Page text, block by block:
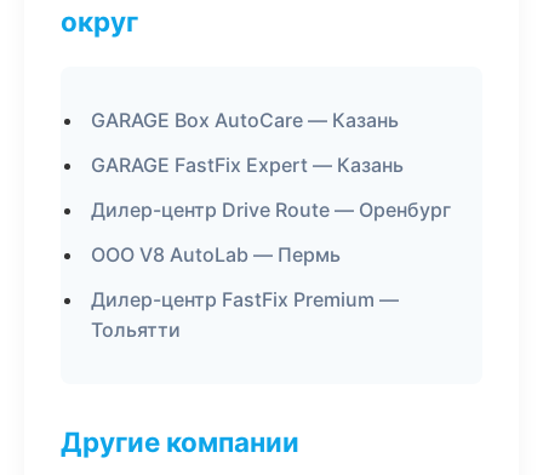
округ
GARAGE Box AutoCare — Казань
GARAGE FastFix Expert — Казань
Дилер-центр Drive Route — Оренбург
ООО V8 AutoLab — Пермь
Дилер-центр FastFix Premium —
Тольятти
Другие компании